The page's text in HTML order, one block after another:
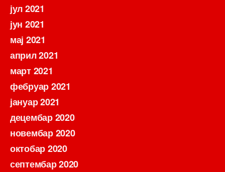
јул 2021
јун 2021
мај 2021
април 2021
март 2021
фебруар 2021
јануар 2021
децембар 2020
новембар 2020
октобар 2020
септембар 2020